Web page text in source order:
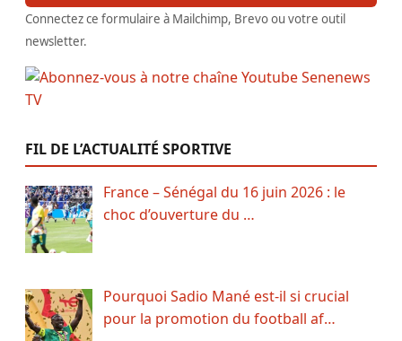
Connectez ce formulaire à Mailchimp, Brevo ou votre outil
newsletter.
FIL DE L’ACTUALITÉ SPORTIVE
France – Sénégal du 16 juin 2026 : le
choc d’ouverture du …
Pourquoi Sadio Mané est-il si crucial
pour la promotion du football af…